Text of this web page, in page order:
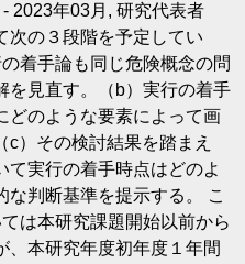
2023年03月, 研究代表者
次の３段階を予定してい
着手論も同じ危険概念の問
を見直す。（b）実行の着手
どのような要素によって画
c）その検討結果を踏まえ
て実行の着手時点はどのよ
な判断基準を提示する。 こ
は本研究課題開始以前から
、本研究年度初年度１年間